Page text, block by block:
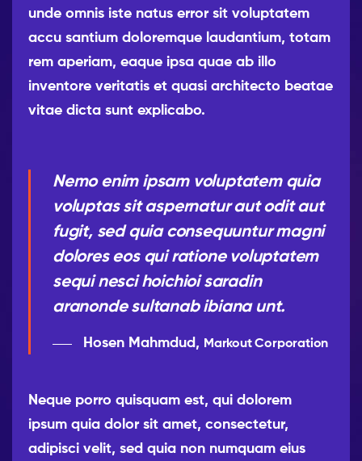
unde omnis iste natus error sit voluptatem
accu santium doloremque laudantium, totam
rem aperiam, eaque ipsa quae ab illo
inventore veritatis et quasi architecto beatae
vitae dicta sunt explicabo.
Nemo enim ipsam voluptatem quia
voluptas sit aspernatur aut odit aut
fugit, sed quia consequuntur magni
dolores eos qui ratione voluptatem
sequi nesci hoichioi saradin
aranonde sultanab ibiana unt.
Hosen Mahmdud, Markout Corporation
Neque porro quisquam est, qui dolorem
ipsum quia dolor sit amet, consectetur,
adipisci velit, sed quia non numquam eius